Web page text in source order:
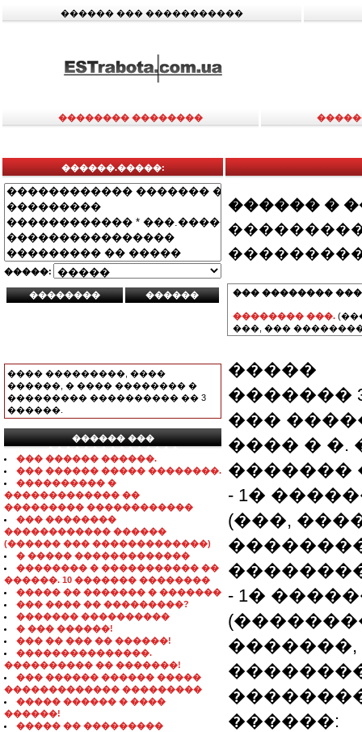
������ ��� �����������
�������� ��������
������.�����:
�����:
���� ���������, ����
������, � ���� �������� �
��������� ���������� �� 3
������.
������ ���
���������������
��� ������ ������.
��� ������ ����� ��������.
���������� �
������������� ��
��������� ������������
��� ��������
������������ ������
(������ ��� �������������)
� ����� �������������
�������� � ����������� ��
������. 10 ������� ��������
����� �� ������� � �������
��� ���� �� ���������?
������� ����������
� ��� ������!
��� �� ��� �� ������!
���������������.
���������� �� �������!
��� ������ ������ �����
������������� ���������
����� ������ � ����
������!
����� �� ���������
������ �
��� ��������
�������� ���.
���, ���
�����
�������
���
���� � �.
�������
- 1�
(���,
- 1�
�������,
��������
������: